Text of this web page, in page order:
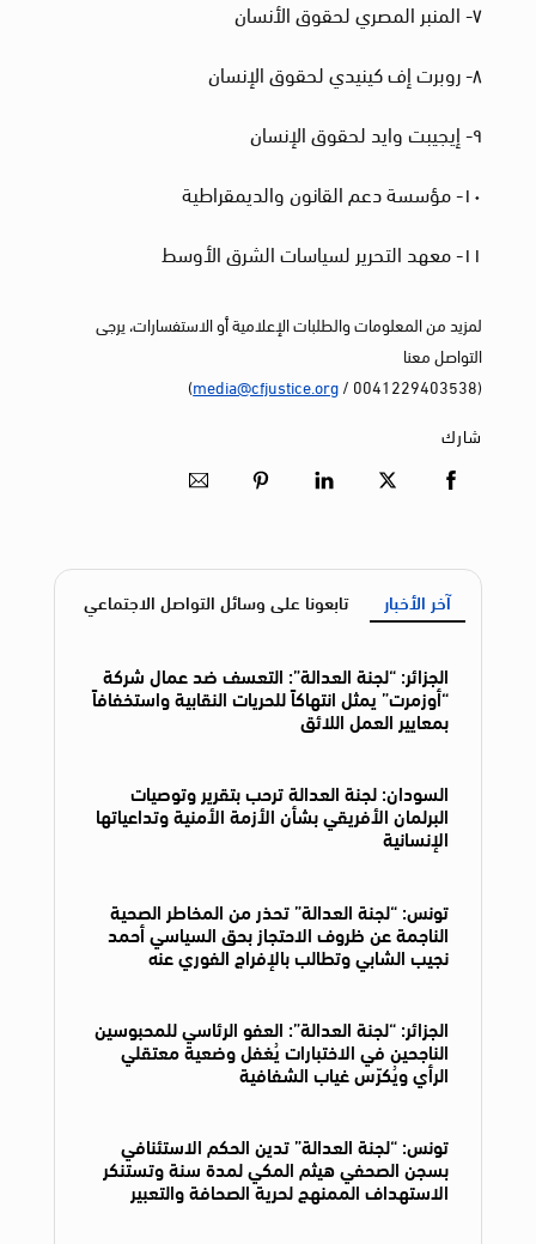
٧- المنبر المصري لحقوق الأنسان
٨- روبرت إف كينيدي لحقوق الإنسان
٩- إيجيبت وايد لحقوق الإنسان
١٠- مؤسسة دعم القانون والديمقراطية
١١- معهد التحرير لسياسات الشرق الأوسط
لمزيد من المعلومات والطلبات الإعلامية أو الاستفسارات، يرجى
التواصل معنا
(0041229403538 /
media@cfjustice.org
)
شارك
آخر الأخبار تابعونا على وسائل التواصل الاجتماعي
الجزائر: “لجنة العدالة”: التعسف ضد عمال شركة
“أوزمرت” يمثل انتهاكاً للحريات النقابية واستخفافاً
بمعايير العمل اللائق
السودان: لجنة العدالة ترحب بتقرير وتوصيات
البرلمان الأفريقي بشأن الأزمة الأمنية وتداعياتها
الإنسانية
تونس: “لجنة العدالة” تحذر من المخاطر الصحية
الناجمة عن ظروف الاحتجاز بحق السياسي أحمد
نجيب الشابي وتطالب بالإفراج الفوري عنه
الجزائر: “لجنة العدالة”: العفو الرئاسي للمحبوسين
الناجحين في الاختبارات يُغفل وضعية معتقلي
الرأي ويُكرّس غياب الشفافية
تونس: “لجنة العدالة” تدين الحكم الاستئنافي
بسجن الصحفي هيثم المكي لمدة سنة وتستنكر
الاستهداف الممنهج لحرية الصحافة والتعبير